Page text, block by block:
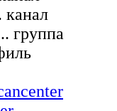
канал
.. группа